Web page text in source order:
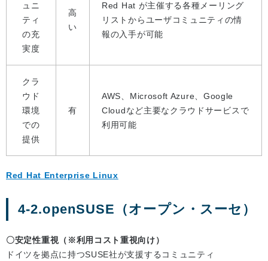
ュニ
ティ
の充
実度
高
い
Red Hat が主催する各種メーリング
リストからユーザコミュニティの情
報の入手が可能
クラ
ウド
環境
での
提供
有
AWS、Microsoft Azure、Google
Cloudなど主要なクラウドサービスで
利用可能
Red Hat Enterprise Linux
4-2.openSUSE（オープン・スーセ）
〇安定性重視（※利用コスト重視向け）
ドイツを拠点に持つSUSE社が支援するコミュニティ